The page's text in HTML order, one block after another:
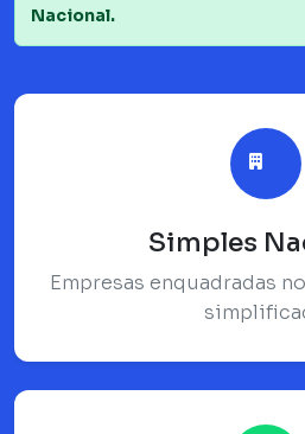
Nacional.
Simples
Empresas enquadradas